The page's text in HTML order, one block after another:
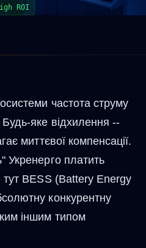
ROI
частота струму
яке відхилення --
миттєвої компенсації.
Укренерго платить
тут BESS (Battery Energy
конкурентну
іншим типом